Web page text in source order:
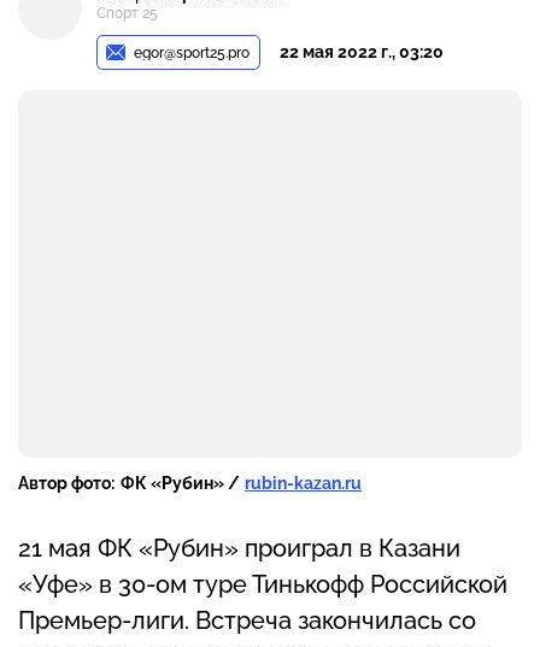
Спорт 25
egor@sport25.pro 22 мая 2022 г., 03:20
Автор фото: ФК «Рубин» / rubin-kazan.ru
21 мая ФК «Рубин» проиграл в Казани
«Уфе» в 30-ом туре Тинькофф Российской
Премьер-лиги. Встреча закончилась со